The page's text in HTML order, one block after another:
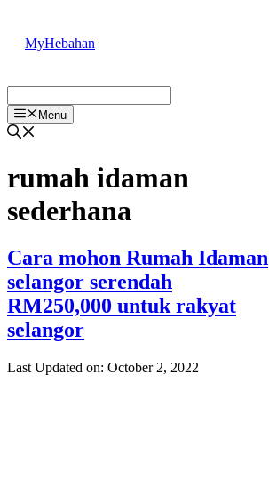
content
MyHebahan
Menu
rumah idaman
sederhana
Cara mohon Rumah Idaman
selangor serendah
RM250,000 untuk rakyat
selangor
Last Updated on: October 2, 2022